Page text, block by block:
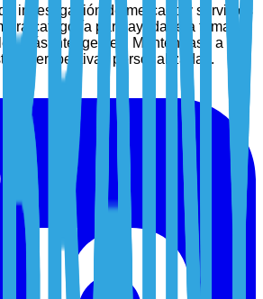
investigación de mercado y servicios
categoría para ayudarle a tomar
más inteligentes. Manténgase a la
perspectivas personalizadas.